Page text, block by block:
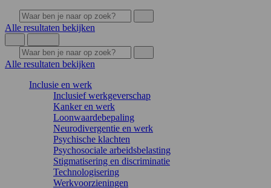
Alle resultaten bekijken
Alle resultaten bekijken
Inclusie en werk
Inclusief werkgeverschap
Kanker en werk
Loonwaardebepaling
Neurodivergentie en werk
Psychische klachten
Psychosociale arbeidsbelasting
Stigmatisering en discriminatie
Technologisering
Werkvoorzieningen